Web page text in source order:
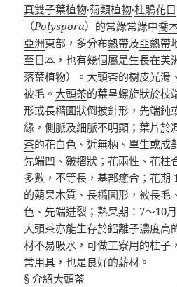
真雙子葉植物·菊類植物·杜鵑花目
（Polyspora）的常綠常綠中喬
亞洲東部，多分布熱帶及亞熱帶
至日本 ，也有幾個屬是生長在美
落葉植物）。 大頭茶的樹皮光滑
被毛。 大頭茶的葉呈螺旋狀於枝
形或長橢圓狀倒披針形，先端鈍
緣，側脈及細脈不明顯；葉片於
茶的花白色、近無柄、單生或成
先端凹、皺摺狀；花兩性、花柱
多數，不等長，基部癒合；花期
的蒴果木質、長橢圓形，被長毛
色、先端迸裂；熟果期： 7～10
大頭茶亦能生存於鋁離子濃度高
材不易吸水，可做工寮用的柱子
常用具，也是良好的薪材。
§介紹大頭茶